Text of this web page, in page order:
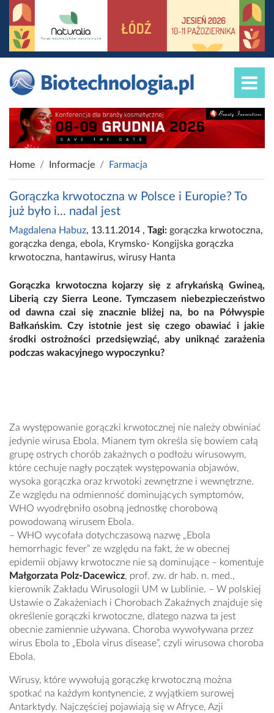
Home Informacje Farmacja
Gorączka krwotoczna w Polsce i Europie? To
już było i... nadal jest
Magdalena Habuz, 13.11.2014 , Tagi: gorączka krwotoczna,
gorączka denga, ebola, Krymsko- Kongijska gorączka
krwotoczna, hantawirus, wirusy Hanta
Gorączka krwotoczna kojarzy się z afrykańską Gwineą,
Liberią czy Sierra Leone. Tymczasem niebezpieczeństwo
od dawna czai się znacznie bliżej na, bo na Półwyspie
Bałkańskim. Czy istotnie jest się czego obawiać i jakie
środki ostrożności przedsięwziąć, aby uniknąć zarażenia
podczas wakacyjnego wypoczynku?
Za występowanie gorączki krwotocznej nie należy obwiniać
jedynie wirusa Ebola. Mianem tym określa się bowiem całą
grupę ostrych chorób zakaźnych o podłożu wirusowym,
które cechuje nagły początek występowania objawów,
wysoka gorączka oraz krwotoki zewnętrzne i wewnętrzne.
Ze względu na odmienność dominujących symptomów,
WHO wyodrębniło osobną jednostkę chorobową
powodowaną wirusem Ebola.
– WHO wycofała dotychczasową nazwę „Ebola
hemorrhagic fever” ze względu na fakt, że w obecnej
epidemii objawy krwotoczne nie są dominujące – komentuje
Małgorzata Polz-Dacewicz, prof. zw. dr hab. n. med.,
kierownik Zakładu Wirusologii UM w Lublinie. – W polskiej
Ustawie o Zakażeniach i Chorobach Zakaźnych znajduje się
określenie gorączki krwotoczne, dlatego nazwa ta jest
obecnie zamiennie używana. Choroba wywoływana przez
wirus Ebola to „Ebola virus disease”, czyli wirusowa choroba
Ebola.
Wirusy, które wywołują gorączkę krwotoczną można
spotkać na każdym kontynencie, z wyjątkiem surowej
Antarktydy. Najczęściej pojawiają się w Afryce, Azji